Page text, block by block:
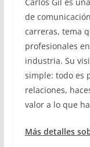
de
carreras, tema
profesionales
industria. Su
simple: todo es
relaciones,
valor a lo que
Más detalles